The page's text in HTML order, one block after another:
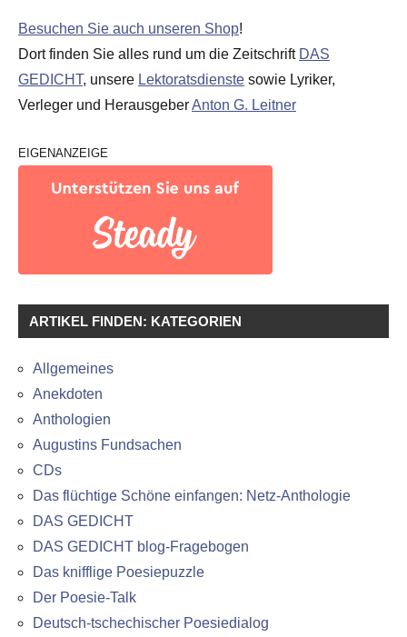
Besuchen Sie auch unseren Shop!
Dort finden Sie alles rund um die Zeitschrift DAS
GEDICHT, unsere Lektoratsdienste sowie Lyriker,
Verleger und HerausgeberAnton G. Leitner
EIGENANZEIGE
ARTIKEL FINDEN: KATEGORIEN
Allgemeines
Anekdoten
Anthologien
Augustins Fundsachen
CDs
Das flüchtige Schöne einfangen: Netz-Anthologie
DAS GEDICHT
DAS GEDICHT blog-Fragebogen
Das knifflige Poesiepuzzle
Der Poesie-Talk
Deutsch-tschechischer Poesiedialog